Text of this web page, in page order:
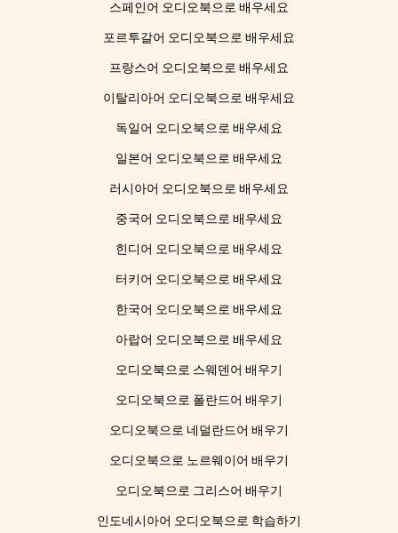
스페인어 오디오북으로 배우세요
포르투갈어 오디오북으로 배우세요
프랑스어 오디오북으로 배우세요
이탈리아어 오디오북으로 배우세요
독일어 오디오북으로 배우세요
일본어 오디오북으로 배우세요
러시아어 오디오북으로 배우세요
중국어 오디오북으로 배우세요
힌디어 오디오북으로 배우세요
터키어 오디오북으로 배우세요
한국어 오디오북으로 배우세요
아랍어 오디오북으로 배우세요
오디오북으로 스웨덴어 배우기
오디오북으로 폴란드어 배우기
오디오북으로 네덜란드어 배우기
오디오북으로 노르웨이어 배우기
오디오북으로 그리스어 배우기
인도네시아어 오디오북으로 학습하기